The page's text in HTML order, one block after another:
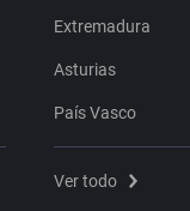
Extremadura
Asturias
País Vasco
Ver todo